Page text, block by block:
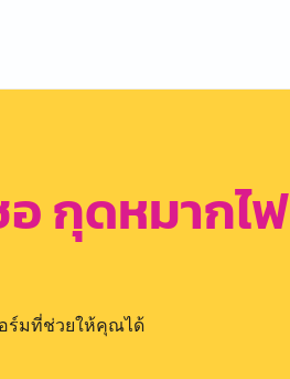
กุดหมากไฟ
ร์มที่ช่วยให้คุณได้